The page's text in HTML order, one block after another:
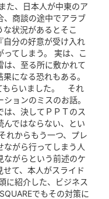
た、日本人が中東のア
、商談の途中でアラブ
状況があるとそこ
自分の好意が受け入れ
てしまう。 実は、こ
は、至る所に敷かれて
になる恐れもある。
もらいました。 それ
ョンのミスのお話。
は、決してＰＰＴのス
んではならない、とい
れからもう一つ、プレ
がら行ってしまう人
ながらという前述のケ
て、本人がスライド
に紹介した、ビジネス
でもその対策に